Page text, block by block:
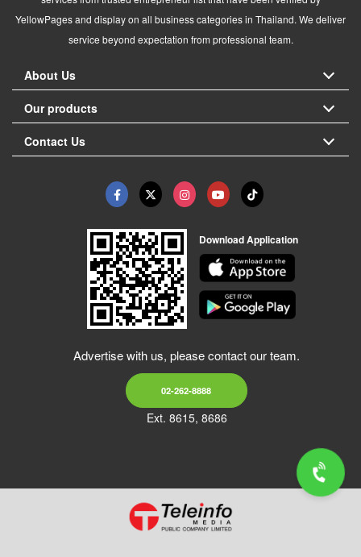
YellowPages and display on all business categories in Thailand. We deliver
service beyond expectation from professional team.
About Us
Our products
Contact Us
Download Application
Advertise with us, please contact our team.
02-262-8888
Ext. 8615, 8686